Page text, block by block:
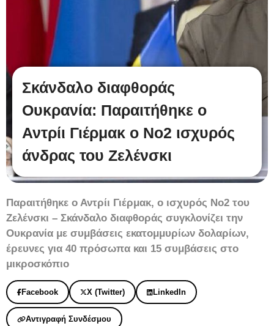
Σκάνδαλο διαφθοράς
Ουκρανία: Παραιτήθηκε ο
Αντρίι Γιέρμακ ο Νο2 ισχυρός
άνδρας του Ζελένσκι
Παραιτήθηκε ο Αντρίι Γιέρμακ, ο ισχυρός Νο2 του
Ζελένσκι – Σκάνδαλο διαφθοράς συγκλονίζει την
Ουκρανία με συμβάσεις εκατομμυρίων δολαρίων,
έρευνες για 40 πρόσωπα και 15 συμβάσεις στο
μικροσκόπιο
Facebook X (Twitter) LinkedIn
Αντιγραφή Συνδέσμου